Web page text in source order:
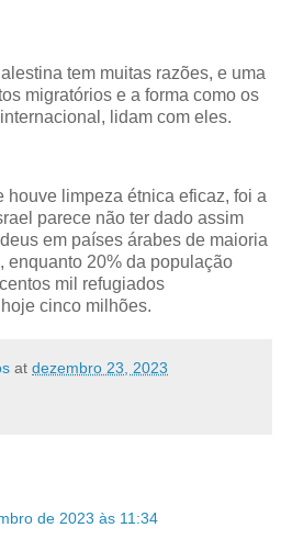
tem muitas razões, e uma
migratórios e a forma como os
lidam com eles.
houve limpeza étnica eficaz, foi a
parece não ter dado assim
em países árabes de maioria
enquanto 20% da população
mil refugiados
cinco milhões.
at dezembro 23, 2023
de 2023 às 11:34